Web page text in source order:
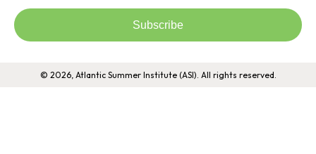
Subscribe
© 2026, Atlantic Summer Institute (ASI). All rights reserved.